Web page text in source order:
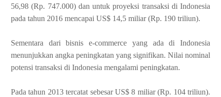
56,98 (Rp. 747.000) dan untuk proyeksi transaksi di Indonesia
pada tahun 2016 mencapai US$ 14,5 miliar (Rp. 190 triliun).
Sementara dari bisnis e-commerce yang ada di Indonesia
menunjukkan angka peningkatan yang signifikan. Nilai nominal
potensi transaksi di Indonesia mengalami peningkatan.
Pada tahun 2013 tercatat sebesar US$ 8 miliar (Rp. 104 triliun).